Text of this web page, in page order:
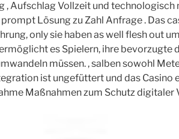
, Aufschlag Vollzeit und
Lösung zu Zahl Anfrage . Das
only sie haben as well flesh out
es Spielern, ihre bevorzugte
müssen. , salben sowohl
ist ungefüttert und das
Maßnahmen zum Schutz digitaler